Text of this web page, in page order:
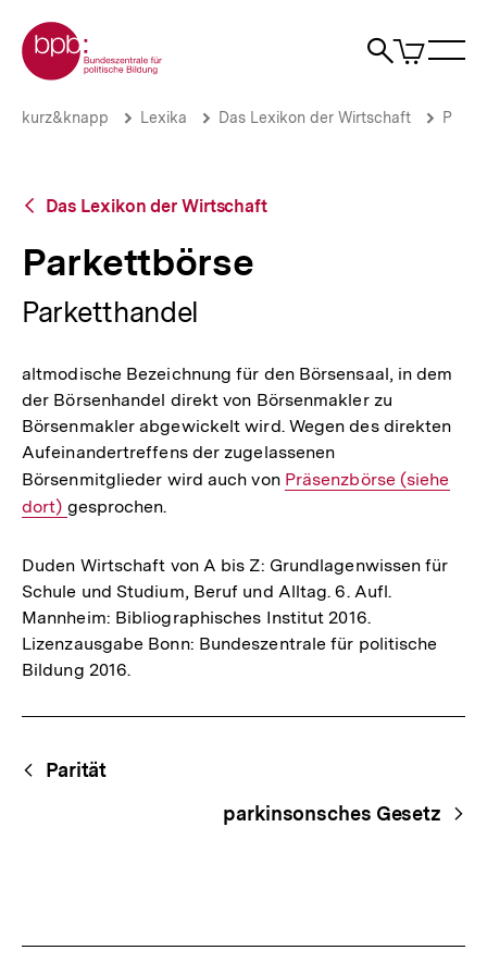
zum
Seiteninhalt
springen
Zur Startseite der bpb
Suche
Artikel
im
Parkettbörse
Brotkrümelnavigation
Pfadnavigation
kurz&knapp Lexika Das Lexikon der Wirtschaft P
Zurück
Übersicht
Das Lexikon der Wirtschaft
Parkettbörse
Parketthandel
altmodische Bezeichnung für den Börsensaal, in dem
der Börsenhandel direkt von Börsenmakler zu
Börsenmakler abgewickelt wird. Wegen des direkten
Aufeinandertreffens der zugelassenen
Börsenmitglieder wird auch von Interner
Präsenzbörse (siehe
dort) gesprochen.
Duden Wirtschaft von A bis Z: Grundlagenwissen für
Schule und Studium, Beruf und Alltag. 6. Aufl.
Mannheim: Bibliographisches Institut 2016.
Lizenzausgabe Bonn: Bundeszentrale für politische
Bildung 2016.
Begriffsnavigation
Content-
Navigation
Parität
parkinsonsches Gesetz